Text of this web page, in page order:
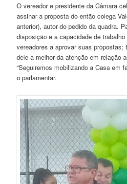
O vereador e presidente da Câmara
assinar a proposta do então colega
anterior), autor do pedido da quadra.
disposição e a capacidade de
vereadores a aprovar suas propostas;
dele a melhor da atenção em relação
“Seguiremos mobilizando a Casa em
o parlamentar.